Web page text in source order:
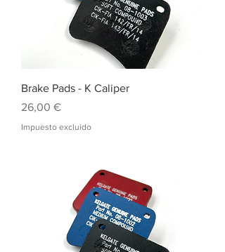
Brake Pads - K Caliper
Precio
26,00 €
Impuesto excluido